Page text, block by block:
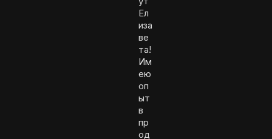
Ел
иза
ве
та!
Им
ею
оп
ыт
в
пр
од